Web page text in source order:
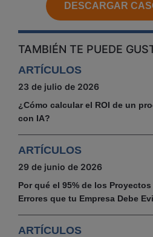
DESCARGAR
TAMBIÉN TE PUEDE
ARTÍCULOS
23 de julio de 2026
¿Cómo calcular el ROI de un
con IA?
ARTÍCULOS
29 de junio de 2026
Por qué el 95% de los
Errores que tu Empresa Debe
ARTÍCULOS